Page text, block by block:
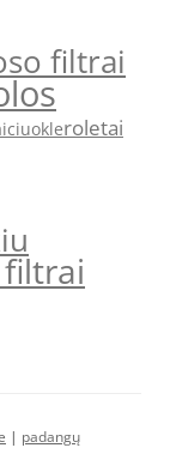
filtrai
roletai
| padangų